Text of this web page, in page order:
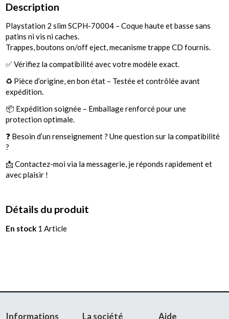
Description
Playstation 2 slim SCPH-70004 – Coque haute et basse sans
patins ni vis ni caches.
Trappes, boutons on/off eject, mecanisme trappe CD fournis.
✅ Vérifiez la compatibilité avec votre modèle exact.
♻️ Pièce d’origine, en bon état – Testée et contrôlée avant
expédition.
📦 Expédition soignée – Emballage renforcé pour une
protection optimale.
❓ Besoin d’un renseignement ? Une question sur la compatibilité
?
📩 Contactez-moi via la messagerie, je réponds rapidement et
avec plaisir !
Détails du produit
En stock 1 Article
Informations La société Aide